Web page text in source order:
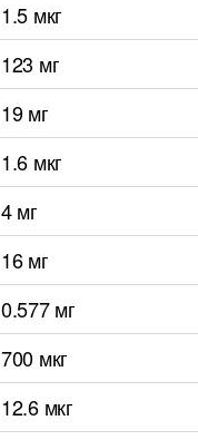
1.5 мкг
123 мг
19 мг
1.6 мкг
4 мг
16 мг
0.577 мг
700 мкг
12.6 мкг